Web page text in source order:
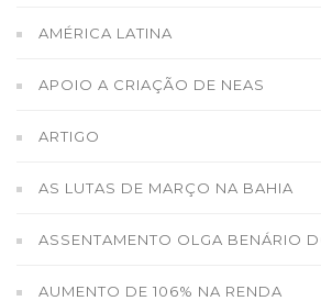
AMÉRICA LATINA
APOIO A CRIAÇÃO DE NEAS
ARTIGO
AS LUTAS DE MARÇO NA BAHIA
ASSENTAMENTO OLGA BENÁRIO
AUMENTO DE 106% NA RENDA